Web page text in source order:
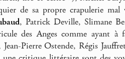
de sa propre crapulerie
, Patrick Deville, Slimane
des Anges comme ayant
Jean-Pierre Ostende, Régis